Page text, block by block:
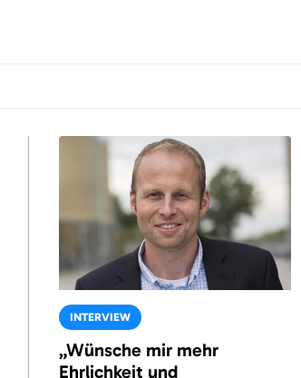
INTERVIEW
„Wünsche mir mehr
Ehrlichkeit und